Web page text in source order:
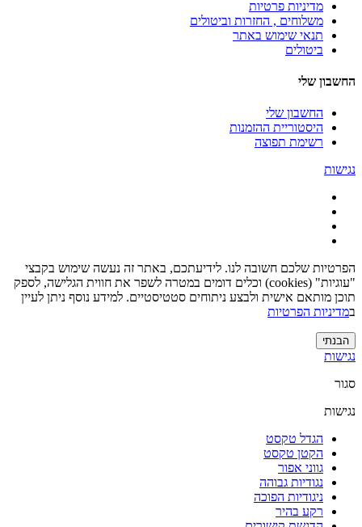
מדיניות פרטיות
משלוחים , החזרות וביטולים
תנאי שימוש באתר
ביטולים
החשבון שלי
החשבון שלי
היסטוריית ההזמנות
רשימת תפוצה
נגישות
הפרטיות שלכם חשובה לנו. לידיעתכם, באתר זה נעשה שימוש בקבצי
"עוגיות" (cookies) וכלים דומים במטרה לשפר את חווית הגלישה, לספק
תוכן מותאם אישית ולבצע ניתוחים סטטיסטיים. למידע נוסף ניתן לעיין
במדיניות הפרטיות
הבנתי
נגישות
סגור
נגישות
הגדל טקסט
הקטן טקסט
גווני אפור
נגודיות גבוהה
ניגודיות הפוכה
רקע בהיר